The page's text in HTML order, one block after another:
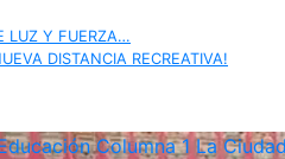
LUZ Y FUERZA…
DISTANCIA RECREATIVA!
Columna 1 La